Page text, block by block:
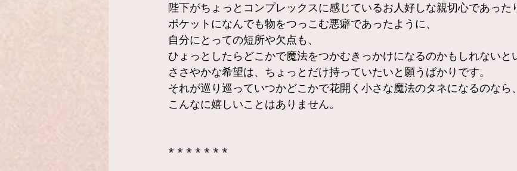
陛下がちょっとコンプレックスに感じているお人好しな親切心であった
ポケットになんでも物をつっこむ悪癖であったように、
自分にとっての短所や欠点も、
ひょっとしたらどこかで魔法をつかむきっかけになるのかもしれないと
ささやかな希望は、ちょっとだけ持っていたいと願うばかりです。
それが巡り巡っていつかどこかで花開く小さな魔法のタネになるのなら、
こんなに嬉しいことはありません。
* * * * * * *